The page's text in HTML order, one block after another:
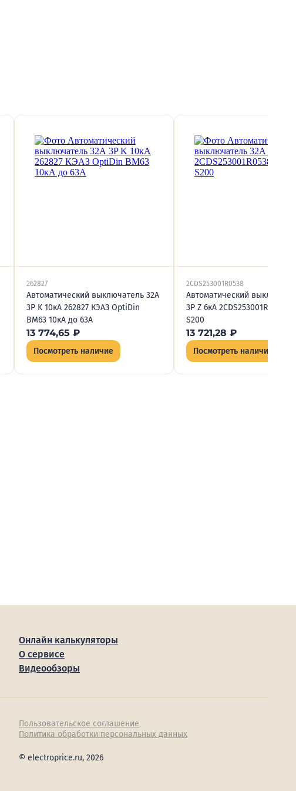
262827
Автоматический выключатель 32А
3P K 10кА 262827 КЭАЗ OptiDin
BM63 10кА до 63А
13 774,65 ₽
Посмотреть наличие
2CDS253001R0538
Автоматический
3P Z 6кА 2CDS253001R0538
S200
13 721,28 ₽
Посмотреть наличие
Онлайн калькуляторы
О сервисе
Видеообзоры
Пользовательское соглашение
Политика обработки персональных данных
© electroprice.ru, 2026